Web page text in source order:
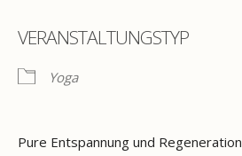
VERANSTALTUNGSTYP
Yoga
Pure Entspannung und Regeneration